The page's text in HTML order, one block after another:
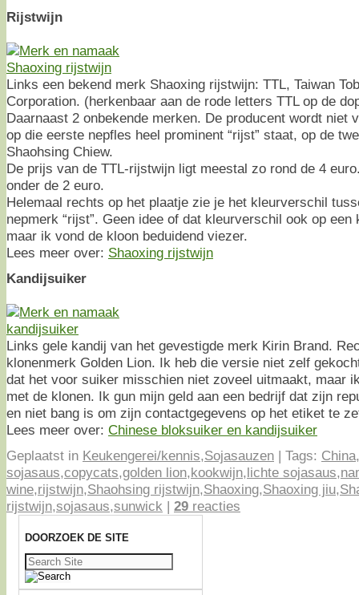
Rijstwijn
Links een bekend merk Shaoxing rijstwijn: TTL, Taiwan
Corporation. (herkenbaar aan de rode letters TTL op de
Daarnaast 2 onbekende merken. De producent wordt niet
op die eerste nepfles heel prominent “rijst” staat, op de
Shaohsing Chiew.
De prijs van de TTL-rijstwijn ligt meestal zo rond de 4
onder de 2 euro.
Helemaal rechts op het plaatje zie je het kleurverschil
nepmerk “rijst”. Geen idee of dat kleurverschil ook op
maar ik vond de kloon beduidend viezer.
Lees meer over: Shaoxing rijstwijn
Kandijsuiker
Links gele kandij van het gevestigde merk Kirin Brand.
klonenmerk Golden Lion. Ik heb die versie niet zelf
dat het voor suiker misschien niet zoveel uitmaakt, maar
met de klonen. Ik gun mijn geld aan een bedrijf dat zijn
en niet bang is om zijn contactgegevens op het etiket te
Lees meer over: Chinese bloksuiker en kandijsuiker
Geplaatst in Keukengerei/kennis,Sojasauzen | Tags: China,
sojasaus,copycats,golden lion,kookwijn,lichte sojasaus,
wine,rijstwijn,Shaohsing rijstwijn,Shaoxing,Shaoxing jiu,
rijstwijn,sojasaus,sunwick | 29 reacties
DOORZOEK DE SITE
Zoeken
naar: